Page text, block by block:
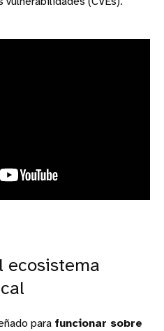
ecosistema
para funcionar sobre